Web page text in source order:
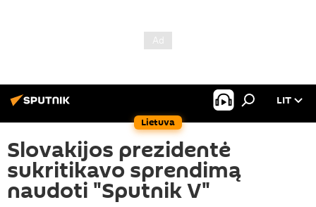
Lietuva
LIT
Slovakijos prezidentė
sukritikavo sprendimą
naudoti "Sputnik V"